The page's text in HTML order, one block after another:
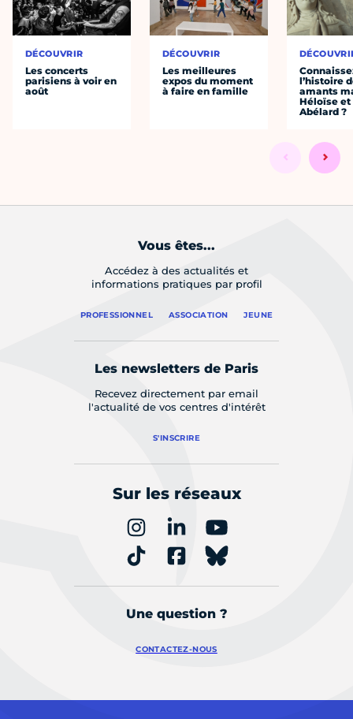
DÉCOUVRIR
Les concerts
parisiens à voir en
août
DÉCOUVRIR
Les meilleures
expos du moment
à faire en famille
l’histoire
amants
Héloïse et
Abélard ?
Vous êtes...
Accédez à des actualités et
informations pratiques par profil
PROFESSIONNEL ASSOCIATION JEUNE
Les newsletters de Paris
Recevez directement par email
l'actualité de vos centres d'intérêt
S'INSCRIRE
Sur les réseaux
Une question ?
CONTACTEZ-NOUS